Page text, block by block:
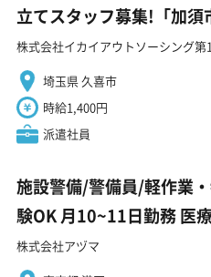
立てスタッフ募集!「加須
株式会社イカイアウトソーシング第1
埼玉県 久喜市
時給1,400円
派遣社員
施設警備/警備員/軽作業
験OK 月10~11日勤務 医
株式会社アヅマ